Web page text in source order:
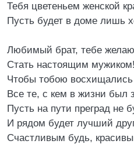
Тебя цветеньем женской
Пусть будет в доме лишь
Любимый брат, тебе желаю
Стать настоящим мужиком!
Чтобы тобою восхищались
Все те, с кем в жизни был
Пусть на пути преград не
И рядом будет лучший
Счастливым будь,